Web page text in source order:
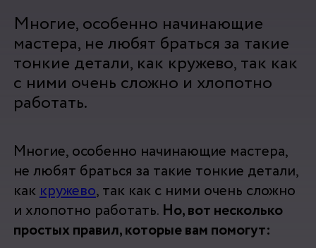
Многие, особенно начинающие
мастера, не любят браться за такие
тонкие детали, как кружево, так как
с ними очень сложно и хлопотно
работать.
Многие, особенно начинающие мастера,
не любят браться за такие тонкие детали,
каккружево, так как с ними очень сложно
и хлопотно работать. Но, вот несколько
простых правил, которые вам помогут: